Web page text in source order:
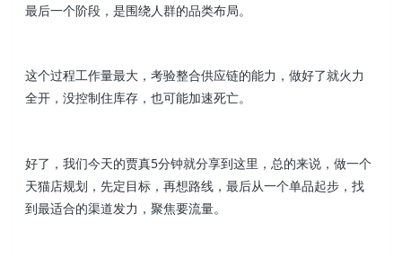
最后一个阶段，是围绕人群的品类布局。
这个过程工作量最大，考验整合供应链的能力，做好了就火力
全开，没控制住库存，也可能加速死亡。
好了，我们今天的贾真5分钟就分享到这里，总的来说，做一个
天猫店规划，先定目标，再想路线，最后从一个单品起步，找
到最适合的渠道发力，聚焦要流量。